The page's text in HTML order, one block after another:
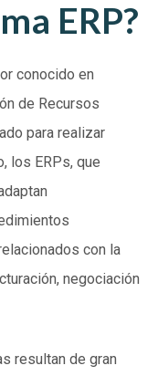
ERP?
conocido en
de Recursos
para realizar
los ERPs, que
con la
negociación
resultan de gran